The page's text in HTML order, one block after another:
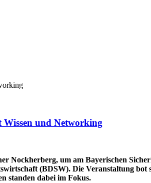
Wissen und Networking
Nockherberg, um am Bayerischen
(BDSW). Die Veranstaltung
standen dabei im Fokus.